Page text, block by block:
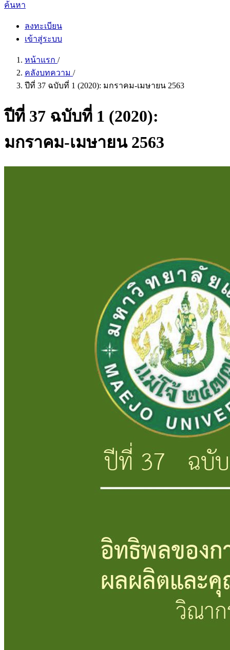
ค้นหา
ลงทะเบียน
เข้าสู่ระบบ
หน้าแรก /
คลังบทความ /
ปีที่ 37 ฉบับที่ 1 (2020): มกราคม-เมษายน 2563
ปีที่ 37 ฉบับที่ 1 (2020):
มกราคม-เมษายน 2563